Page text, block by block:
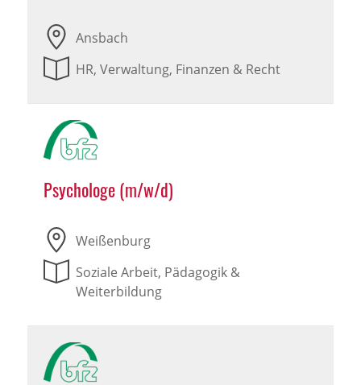
Ansbach
HR, Verwaltung, Finanzen & Recht
Psychologe (m/w/d)
Weißenburg
Soziale Arbeit, Pädagogik &
Weiterbildung